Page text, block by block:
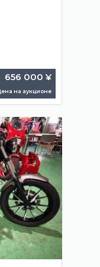
656 000 ¥
на аукционе